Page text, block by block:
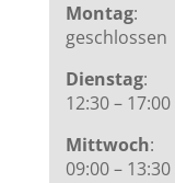
Montag:
geschlossen
Dienstag:
12:30 –
Mittwoch:
09:00 –